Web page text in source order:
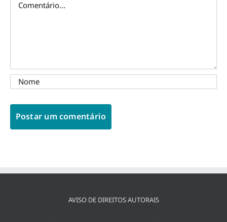
AVISO DE DIREITOS AUTORAIS